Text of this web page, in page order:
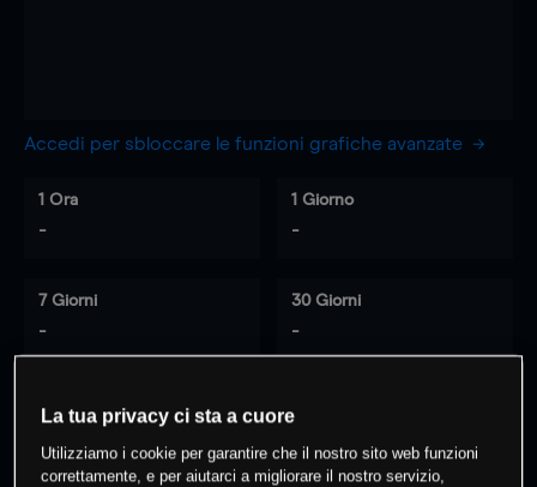
Accedi per sbloccare le funzioni grafiche avanzate
1 Ora
-
1 Giorno
-
7 Giorni
-
30 Giorni
-
% dei clienti hanno posizioni
questo prodotto
La tua privacy ci sta a cuore
Utilizziamo i cookie per garantire che il nostro sito web funzioni
correttamente, e per aiutarci a migliorare il nostro servizio,